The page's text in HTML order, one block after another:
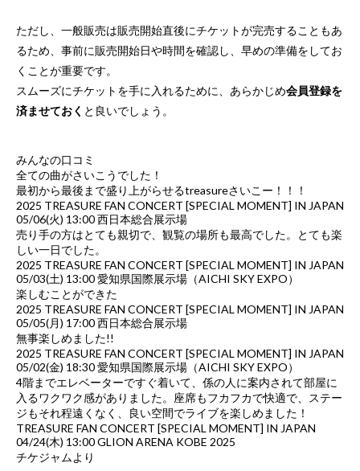
ただし、一般販売は販売開始直後にチケットが完売することもあ
るため、事前に販売開始日や時間を確認し、早めの準備をしてお
くことが重要です。
スムーズにチケットを手に入れるために、あらかじめ会員登録を
済ませておく と良いでしょう。
みんなの口コミ
全ての曲がさいこうでした！
最初から最後まで盛り上がらせるtreasureさいこー！！！
2025 TREASURE FAN CONCERT [SPECIAL MOMENT] IN JAPAN
05/06(火) 13:00 西日本総合展示場
売り手の方はとても親切で、観覧の場所も最高でした。とても楽
しい一日でした。
2025 TREASURE FAN CONCERT [SPECIAL MOMENT] IN JAPAN
05/03(土) 13:00 愛知県国際展示場（AICHI SKY EXPO）
楽しむことができた
2025 TREASURE FAN CONCERT [SPECIAL MOMENT] IN JAPAN
05/05(月) 17:00 西日本総合展示場
無事楽しめました!!
2025 TREASURE FAN CONCERT [SPECIAL MOMENT] IN JAPAN
05/02(金) 18:30 愛知県国際展示場（AICHI SKY EXPO）
4階までエレベーターですぐ着いて、係の人に案内されて部屋に
入るワクワク感がありました。座席もフカフカで快適で、ステー
ジもそれ程遠くなく、良い空間でライブを楽しめました！
TREASURE FAN CONCERT [SPECIAL MOMENT] IN JAPAN
04/24(木) 13:00 GLION ARENA KOBE 2025
チケジャムより